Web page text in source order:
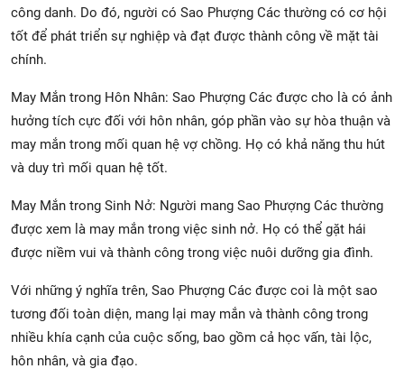
công danh. Do đó, người có Sao Phượng Các thường có cơ hội
tốt để phát triển sự nghiệp và đạt được thành công về mặt tài
chính.
May Mắn trong Hôn Nhân: Sao Phượng Các được cho là có ảnh
hưởng tích cực đối với hôn nhân, góp phần vào sự hòa thuận và
may mắn trong mối quan hệ vợ chồng. Họ có khả năng thu hút
và duy trì mối quan hệ tốt.
May Mắn trong Sinh Nở: Người mang Sao Phượng Các thường
được xem là may mắn trong việc sinh nở. Họ có thể gặt hái
được niềm vui và thành công trong việc nuôi dưỡng gia đình.
Với những ý nghĩa trên, Sao Phượng Các được coi là một sao
tương đối toàn diện, mang lại may mắn và thành công trong
nhiều khía cạnh của cuộc sống, bao gồm cả học vấn, tài lộc,
hôn nhân, và gia đạo.